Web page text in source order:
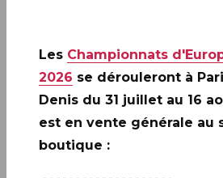
avant-première les vendredi 5 et
au Carré
des Mathurins, 75009 PARIS
Les Championnats
2026 se dérouleront à
Denis du 31 juillet au 16
est en vente générale au
boutique :